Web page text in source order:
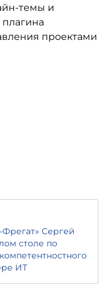
Сергей
столе по
ИТ